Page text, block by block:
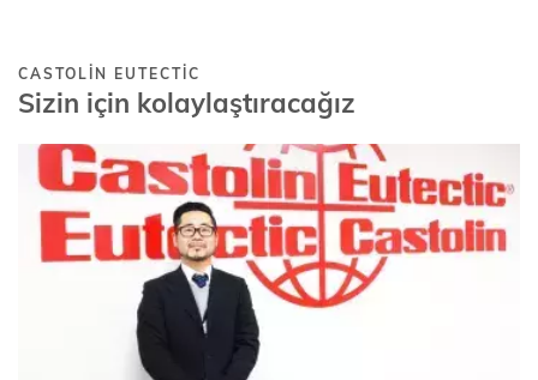
CASTOLIN EUTECTIC
Sizin için kolaylaştıracağız